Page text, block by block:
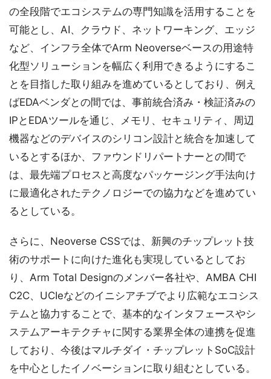
の全段階でエコシステムの専門知識を活用することを
可能とし、AI、クラウド、ネットワーキング、エッジ
など、インフラ全体でArm Neoverseベースの用途特
化型ソリューションを幅広く利用できるようにするこ
とを目指した取り組みを進めているとしており、例え
ばEDAベンダとの間では、事前統合済み・検証済みの
IPとEDAツールを通じ、メモリ、セキュリティ、周辺
機器などのデバイスのシリコン設計と統合を加速して
いるとするほか、ファウンドリパートナーとの間で
は、最先端プロセスと高度なパッケージング手法向け
に最適化されたテクノロジーでの協力などを進めてい
るとしている。
さらに、Neoverse CSSでは、新興のチップレット技
術のサポートに向けた進化も実現しているとしてお
り、Arm Total Designのメンバー各社や、AMBA CHI
C2C、UCIeなどのイニシアチブでより広範なエコシス
テムと協力することで、基本的なインタフェースやシ
ステムアーキテクチャに関する業界全体の連携を促進
しており、今後はマルチダイ・チップレットSoC設計
を中心としたイノベーションに取り組むとしている。